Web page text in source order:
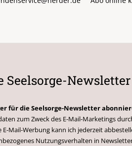
Seelsorge-Newsletter
für die Seelsorge-Newsletter
zum Zweck des E-Mail-Marketings
Mail-Werbung kann ich jederzeit
Nutzungsverhalten in